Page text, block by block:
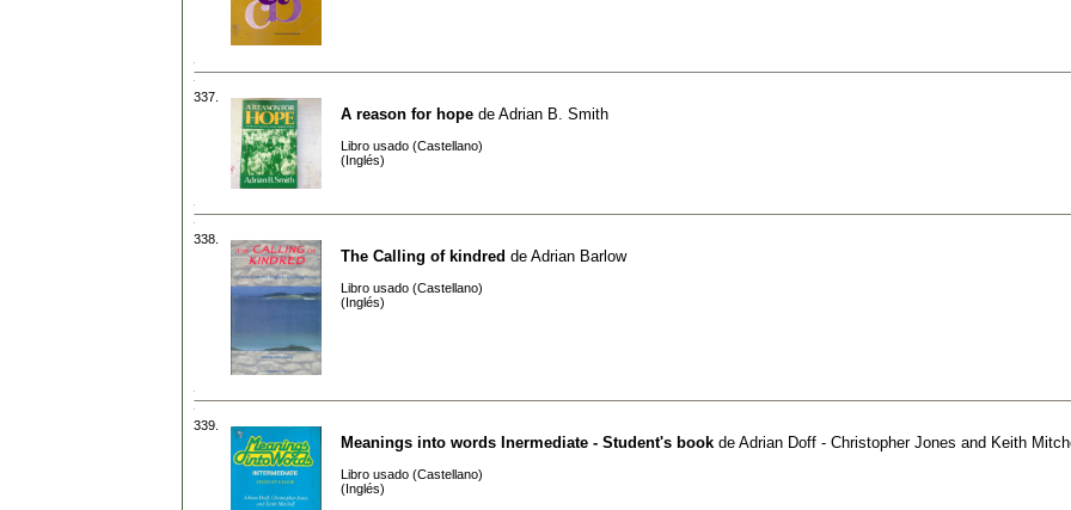
337.
A reason for hope de Adrian B. Smith
Libro usado (Castellano)
(Inglés)
338.
The Calling of kindred de Adrian Barlow
Libro usado (Castellano)
(Inglés)
339.
Meanings into words Inermediate - Student's book de Adrian Doff - Christopher Jones and Keith
Libro usado (Castellano)
(Inglés)